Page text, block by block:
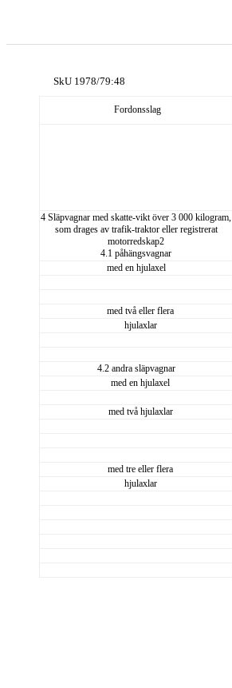
SkU 1978/79:48
Fordonsslag
4 Släpvagnar med skatte-vikt över 3 000 kilogram,
som drages av trafik-traktor eller registrerat
motorredskap2
4.1 påhängsvagnar
med en hjulaxel
med två eller flera
hjulaxlar
4.2 andra släpvagnar
med en hjulaxel
med två hjulaxlar
med tre eller flera
hjulaxlar